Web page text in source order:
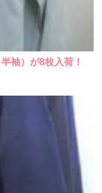
袖）が8枚入荷！